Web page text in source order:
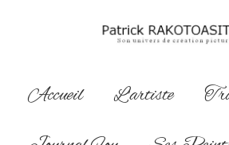
principal
Navigation
Accueil L’artiste